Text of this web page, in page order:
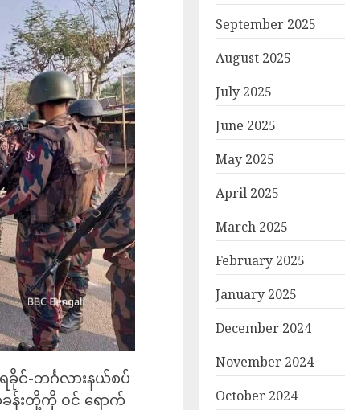
ခိုင်-ဘင်္ဂလား‌နယ်စပ်
န်းတို့ကို ၀င် ရောက်
September 2025
August 2025
July 2025
June 2025
May 2025
April 2025
March 2025
February 2025
January 2025
December 2024
November 2024
October 2024